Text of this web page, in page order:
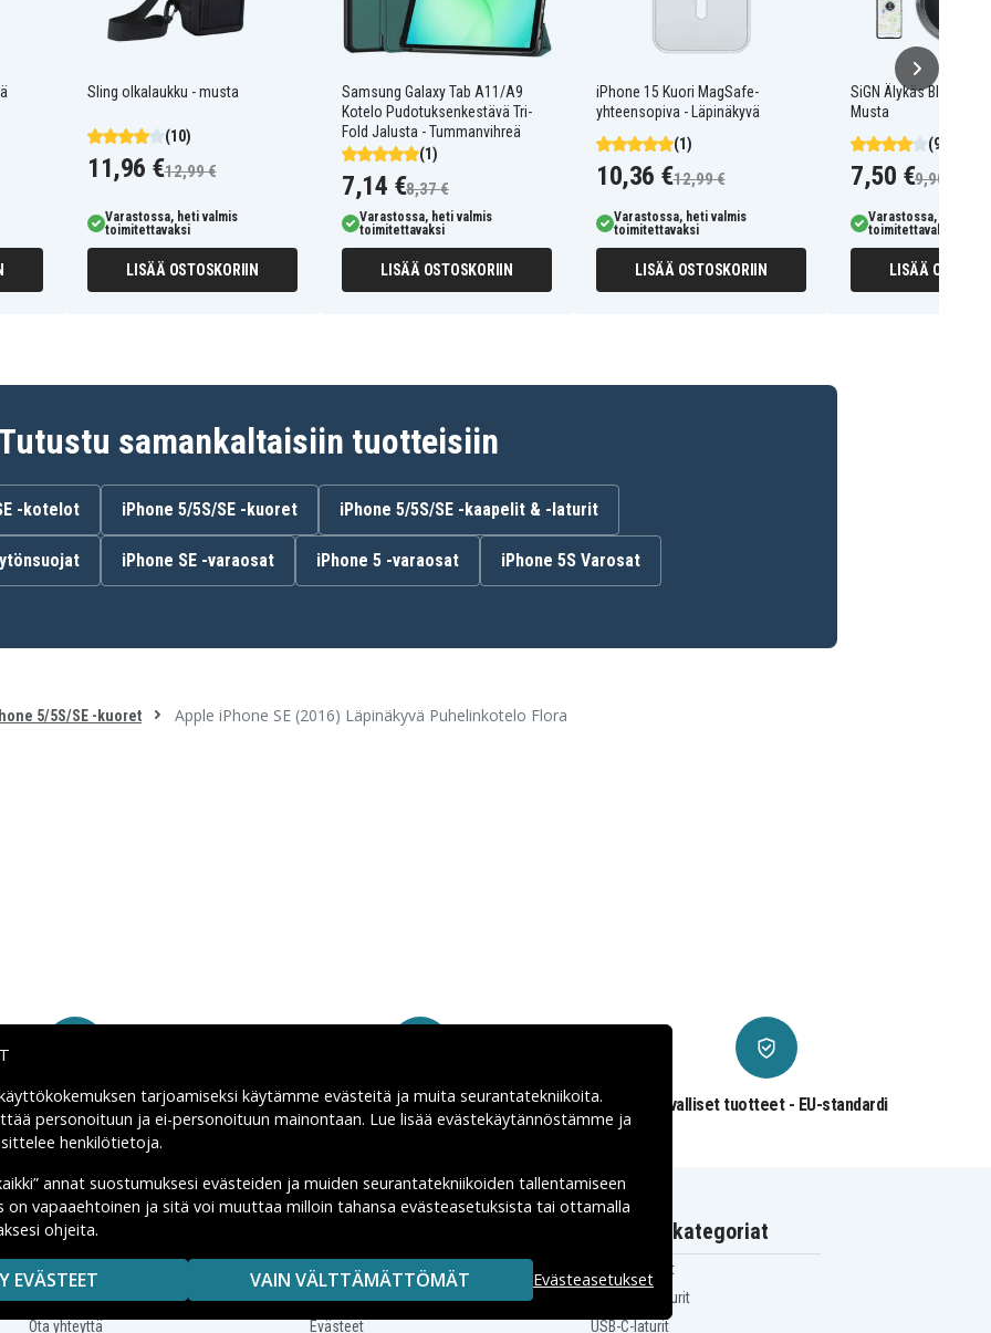
ja tarjoaa nopean pääsyn
Sling olkalaukku - musta
(10)
11,96 €12,99 €
Varastossa, heti valmis
toimitettavaksi
LISÄÄ OSTOSKORIIN
Samsung Galaxy Tab A11/A9
Kotelo Pudotuksenkestävä Tri-
Fold Jalusta - Tummanvihreä
(1)
7,14 €8,37 €
Varastossa, heti valmis
toimitettavaksi
LISÄÄ OSTOSKORIIN
iPhone 15 Kuori MagSafe-
yhteensopiva - Läpinäkyvä
(1)
10,36 €12,99 €
Varastossa, heti valmis
toimitettavaksi
LISÄÄ OSTOSKORIIN
SiGN Älykäs
Musta
(98)
7,50 €9,90 €
Varastossa, heti
toimitettavaksi
LISÄÄ
samankaltaisiin tuotteisiin
-kotelot iPhone 5/5S/SE -kuoret iPhone 5/5S/SE -kaapelit & -laturit
iPhone SE -varaosat iPhone 5 -varaosat iPhone 5S Varosat
5/5S/SE -kuoret Apple iPhone SE (2016) Läpinäkyvä Puhelinkotelo Flora
Nopeat toimitukset Kiinteä toimitus: 4,95 € Turvalliset tuotteet - EU-standardi
Apua
Ostoehdot
Palautukset
Ota yhteyttä
Tietoa meistä
Tietosuojakäytäntö
Evästeet
Suositut kategoriat
iPhone-laturit
Samsung-laturit
USB-C-laturit
tarjoamiseksi käytämme evästeitä ja muita seurantatekniikoita.
personoituun ja ei-personoituun mainontaan. Lue lisää evästekäytännöstämme ja
henkilötietoja.
annat suostumuksesi evästeiden ja muiden seurantatekniikoiden tallentamiseen
on vapaaehtoinen ja sitä voi muuttaa milloin tahansa evästeasetuksista tai ottamalla
ohjeita.
EVÄSTEET VAIN VÄLTTÄMÄTTÖMÄT Evästeasetukset